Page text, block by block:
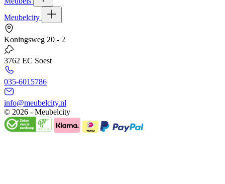
Meubelcity
Koningsweg 20 - 2
3762 EC Soest
035-6015786
info@meubelcity.nl
© 2026 - Meubelcity